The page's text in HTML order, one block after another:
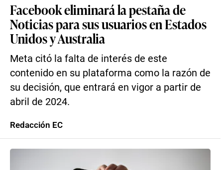
Facebook eliminará la pestaña de
Noticias para sus usuarios en Estados
Unidos y Australia
Meta citó la falta de interés de este
contenido en su plataforma como la razón de
su decisión, que entrará en vigor a partir de
abril de 2024.
Redacción EC